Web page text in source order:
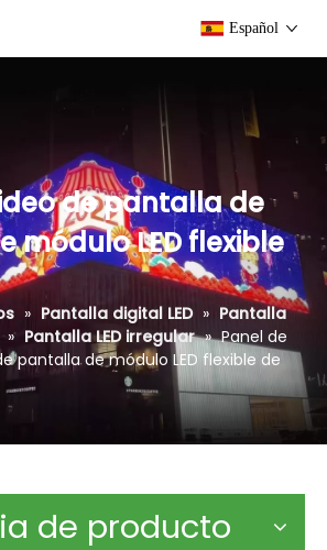
Español
de pantalla de
módulo LED flexible
» Pantalla digital LED » Pantalla
» Pantalla LED irregular » Panel de
pantalla de módulo LED flexible de
de producto